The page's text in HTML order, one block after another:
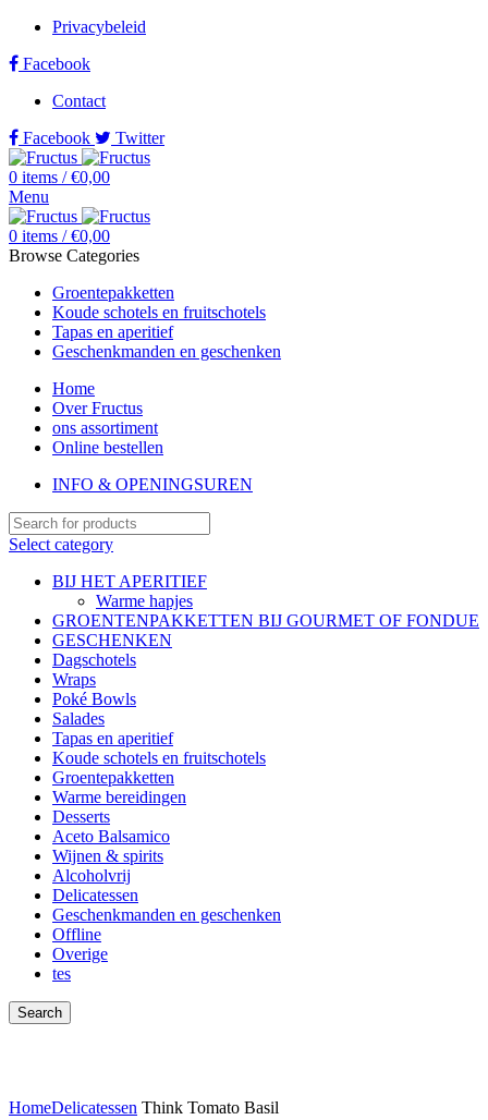
Privacybeleid
Facebook
Contact
Facebook
Twitter
0 items / €0,00
Menu
0 items / €0,00
Browse Categories
Groentepakketten
Koude schotels en fruitschotels
Tapas en aperitief
Geschenkmanden en geschenken
Home
Over Fructus
ons assortiment
Online bestellen
INFO & OPENINGSUREN
Select category
BIJ HET APERITIEF
Warme hapjes
GROENTENPAKKETTEN BIJ GOURMET OF FONDUE
GESCHENKEN
Dagschotels
Wraps
Poké Bowls
Salades
Tapas en aperitief
Koude schotels en fruitschotels
Groentepakketten
Warme bereidingen
Desserts
Aceto Balsamico
Wijnen & spirits
Alcoholvrij
Delicatessen
Geschenkmanden en geschenken
Offline
Overige
tes
Search
HomeDelicatessen Think Tomato Basil